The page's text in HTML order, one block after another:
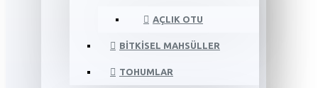
AÇLIK OTU
BITKISEL MAHSÜLLER
TOHUMLAR